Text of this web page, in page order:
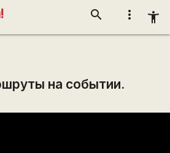
more_vert accessibility_new
search
на событии.